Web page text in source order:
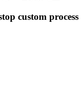
custom process